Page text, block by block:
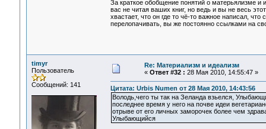
За краткое обобщение понятий о матерьялизме и
вас не читая ваших книг, но ведь и вы не весь
хвастает, что он где то чё-то важное написал,
перелопачивать, вы же постоянно ссылками на
timyr
Пользователь
Сообщений: 141
Re: Материализм и идеализм
« Ответ #32 : 28 Мая 2010, 14:55:47 »
Цитата: Urbis Numen от 28 Мая 2010, 14:43:56
Володь,чего ты так на Зеланда взьелся,
последнее время у него на почве идеи
отрыве от его личных заморочек более чем
Улыбающийся